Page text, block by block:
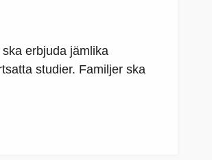
erbjuda jämlika
studier. Familjer ska